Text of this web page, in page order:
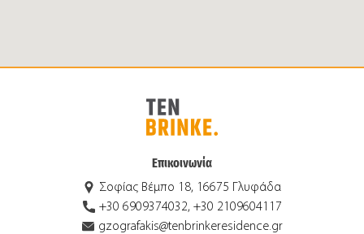
Επικοινωνία
Σοφίας Βέμπο 18, 16675 Γλυφάδα
+30 6909374032, +30 2109604117
gzografakis@tenbrinkeresidence.gr